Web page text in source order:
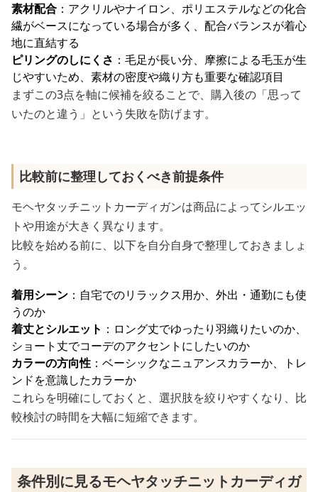
素材配合 ：アクリルやナイロン、ポリエステルなどの化合
繊がベースになっている場合が多く、配合バランスが着心
地に直結する
ピリングのしにくさ ：毛足が長い分、摩擦による毛玉が生
じやすいため、素材の密度や織り方も重要な確認項目
まずこの3点を軸に候補を絞ることで、購入後の「思って
いたのと違う」という失敗を防げます。
比較前に整理しておくべき前提条件
モヘヤタッチニットカーディガンは商品によってシルエッ
トや用途が大きく異なります。
比較を始める前に、以下を自分自身で整理しておきましょ
う。
着用シーン ：自宅でのリラックス用か、外出・通勤にも使
うのか
着丈とシルエット ：ロング丈でゆったり羽織りたいのか、
ショート丈でコーデのアクセントにしたいのか
カラーの方向性 ：ベーシックなニュアンスカラーか、トレ
ンドを意識したカラーか
これらを明確にしておくと、選択肢を絞りやすくなり、比
較検討の時間を大幅に短縮できます。
条件別に見るモヘヤタッチニットカーディガ